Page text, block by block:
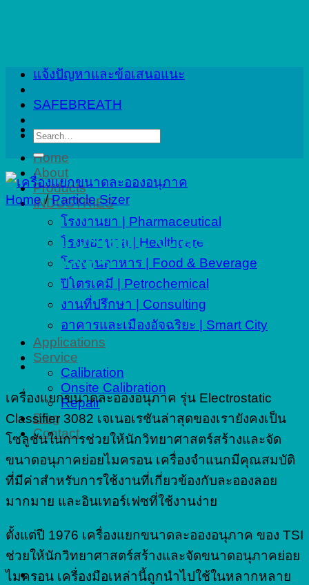
Home
About
Products
INDUSTRIES
โรงงานยา | Pharmaceutical
โรงพยาบาล | Healthcare
โรงงานอาหาร | Food & Beverage
ปิโตรเคมี | Petrochemical
งานที่ปรึกษา | Consulting
อาคารและเมืองอัจฉริยะ | Smart City
Applications
Service
Calibration
Onsite Calibration
Repair
Blog
Contact
แจ้งปัญหาและข้อเสนอแนะ
SAFEBREATH
Search
Home / Particle Sizer
Electrostatic Classifier
TSI 3082
เครื่องแยกขนาดละอองอนุภาค รุ่น Electrostatic
Classifier 3082 เจเนอเรชันล่าสุดของเรายังคงเป็น
โซลูชันในการช่วยให้นักวิทยาศาสตร์สร้างและจัด
ขนาดอนุภาคย่อยไมครอน เครื่องจำแนกมีคุณสมบัติ
ที่มีค่าสำหรับการใช้งานที่เกี่ยวข้องกับละอองลอย
มากมาย และอินเทอร์เฟซที่ใช้งานง่าย
ตั้งแต่ปี 1976 เครื่องแยกขนาดละอองอนุภาค ของ TSI
ช่วยให้นักวิทยาศาสตร์สร้างและจัดขนาดอนุภาคย่อย
ไมครอน เครื่องมือเหล่านี้ถูกนำไปใช้ในหลากหลาย